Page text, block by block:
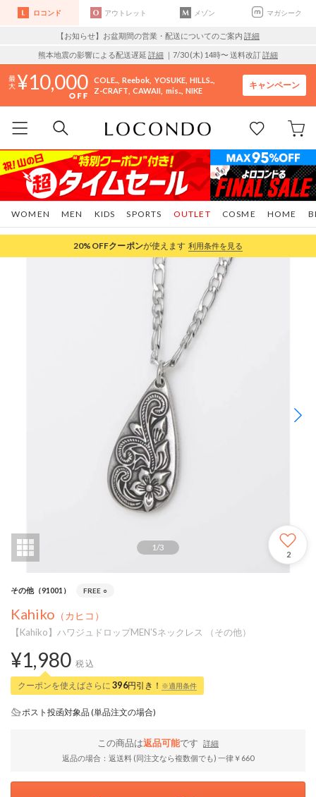
ロコンド アウトレット メゾン マガシーク
【お知らせ】お盆期間の営業・配送についてのご案内 詳細
熊本地震の影響による配送遅延 詳細 ｜7/30 (木) 14時〜 送料改訂詳細
10,000 COLE.. Reebok YOSUKE HILLS..
Z-CRAFT CAWAII mis.. NIKE
キャンペーン
WOMEN MEN KIDS SPORTS COSME HOME
OUTLET
20%OFFクーポンが使えます 利用条件を見る
1/3
2
その他（91001） FREE ○
Kahiko （カヒコ）
【Kahiko】ハワジュドロップMEN'Sネックレス （その他）
¥1,980 税込
クーポンを使えばさらに 396円引き！ ※適用条件
ポスト投函対象品 (単品注文の場合)
この商品は返品可能です
詳細
返品の場合：返送料 (同注文なら複数個でも) 一律￥660